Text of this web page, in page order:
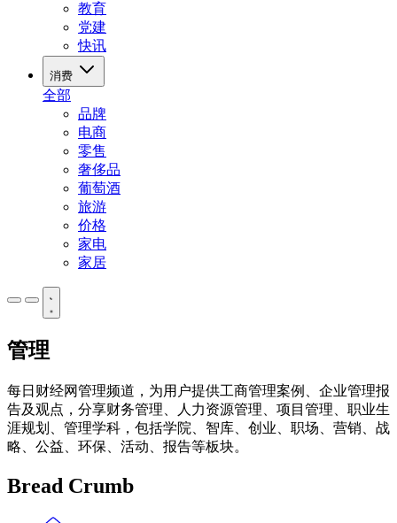
教育
党建
快讯
消费
全部
品牌
电商
零售
奢侈品
葡萄酒
旅游
价格
家电
家居
管理
每日财经网管理频道，为用户提供工商管理案例、企业管理报
告及观点，分享财务管理、人力资源管理、项目管理、职业生
涯规划、管理学科，包括学院、智库、创业、职场、营销、战
略、公益、环保、活动、报告等板块。
Bread Crumb